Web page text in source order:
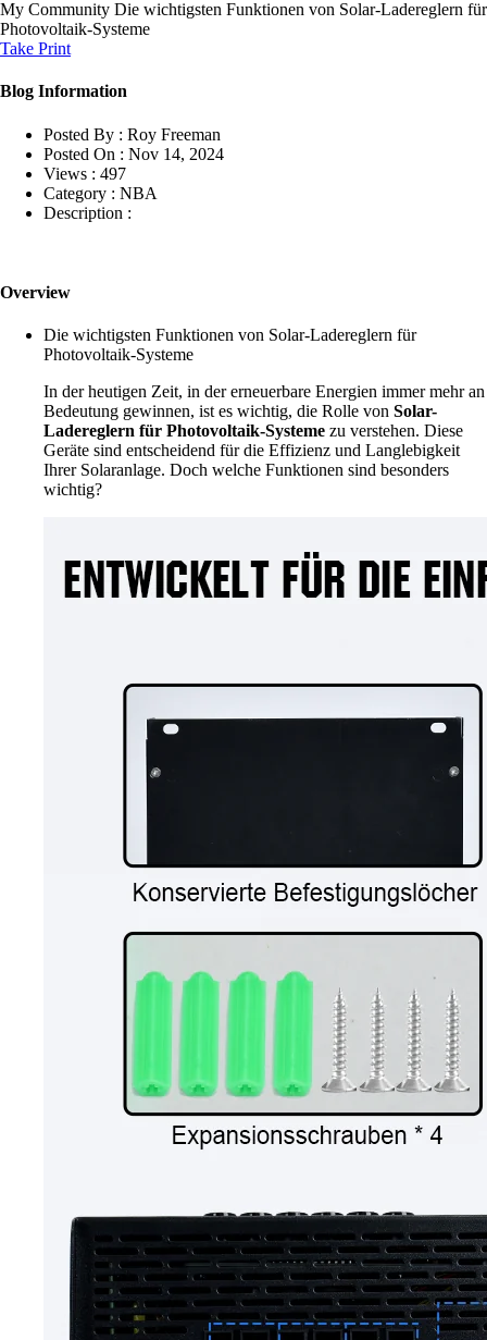
My Community Die wichtigsten Funktionen von Solar-Ladereglern für
Photovoltaik-Systeme
Take Print
Blog Information
Posted By : Roy Freeman
Posted On : Nov 14, 2024
Views : 497
Category : NBA
Description :
Overview
Die wichtigsten Funktionen von Solar-Ladereglern für
Photovoltaik-Systeme
In der heutigen Zeit, in der erneuerbare Energien immer mehr an
Bedeutung gewinnen, ist es wichtig, die Rolle von Solar-
Ladereglern für Photovoltaik-Systeme zu verstehen. Diese
Geräte sind entscheidend für die Effizienz und Langlebigkeit
Ihrer Solaranlage. Doch welche Funktionen sind besonders
wichtig?